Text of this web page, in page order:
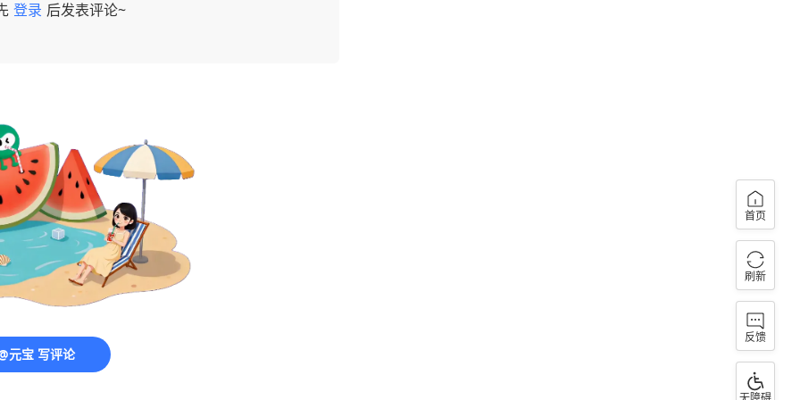
登录 后发表评论~
元宝 写评论
首页
刷新
反馈